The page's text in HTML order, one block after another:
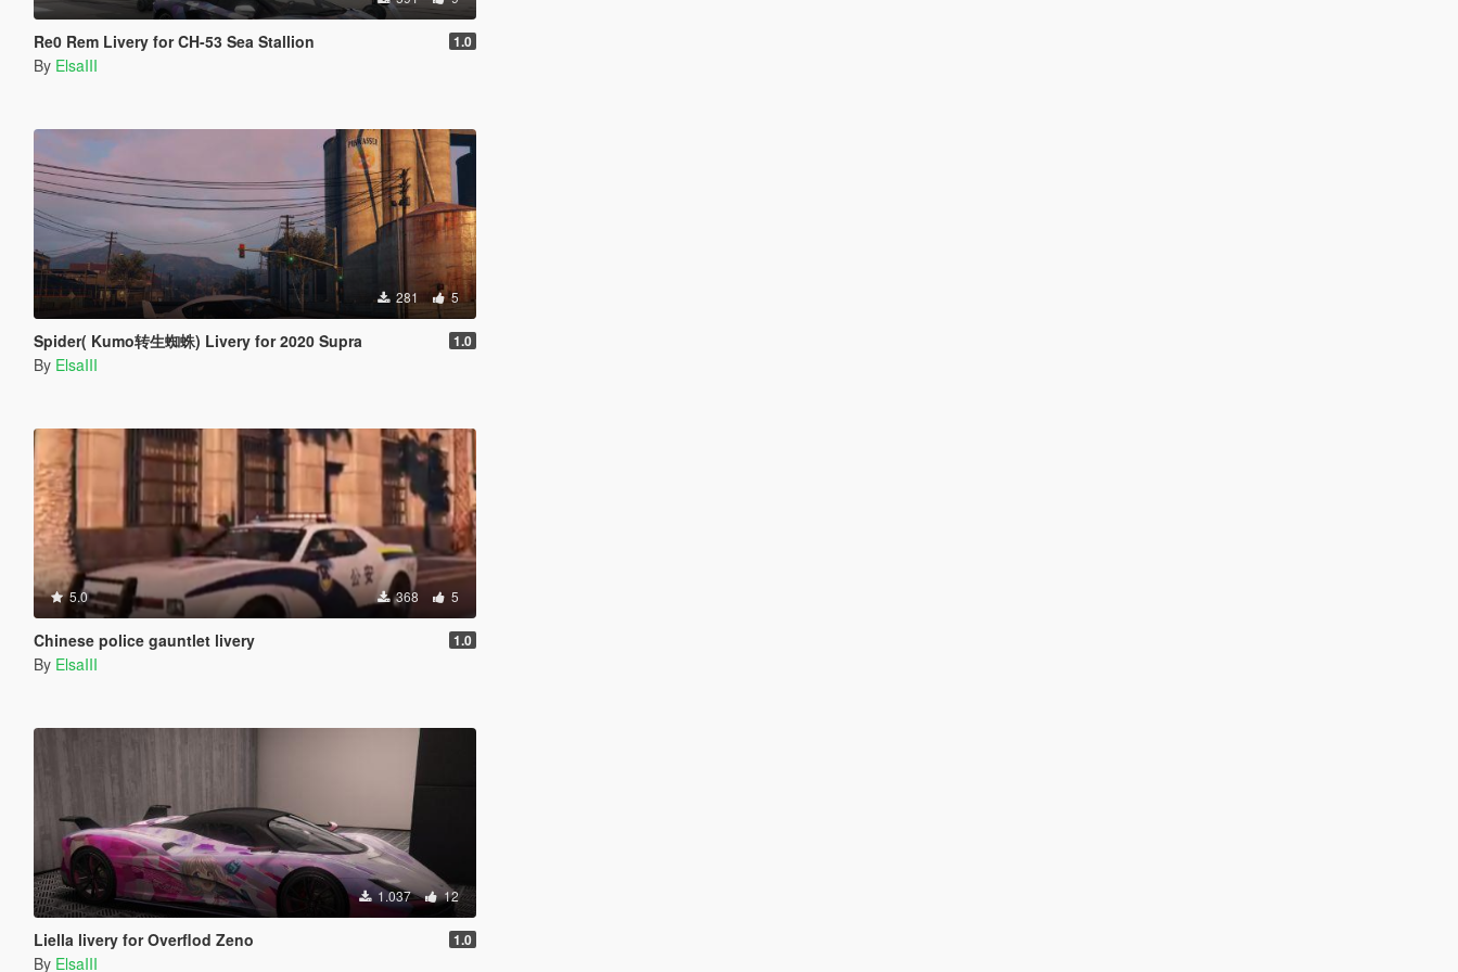
Re0 Rem Livery for CH-53 Sea Stallion 1.0
By ElsaIII
281 5
Spider( Kumo转生蜘蛛) Livery for 2020 Supra 1.0
By ElsaIII
5.0 368 5
Chinese police gauntlet livery 1.0
By ElsaIII
1.037 12
Liella livery for Overflod Zeno 1.0
By ElsaIII